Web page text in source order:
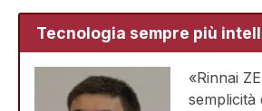
Tecnologia sempre più
«Rinnai
semplicità